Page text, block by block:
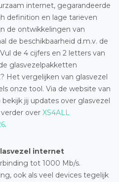
internet, gegarandeerde
definition en lage tarieven
de ontwikkelingen van
de beschikbaarheid d.m.v. de
de 4 cijfers en 2 letters van
glasvezelpakketten
Het vergelijken van glasvezel
onze tool. Via de website van
jij updates over glasvezel
over XS4ALL
.
internet
tot 1000 Mb/s.
ook als veel devices tegelijk